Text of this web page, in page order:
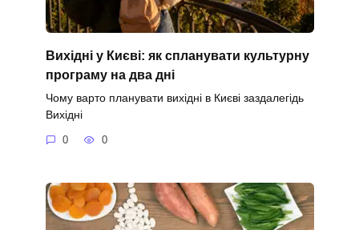
Вихідні у Києві: як спланувати культурну
програму на два дні
Чому варто планувати вихідні в Києві заздалегідь
Вихідні
0 0